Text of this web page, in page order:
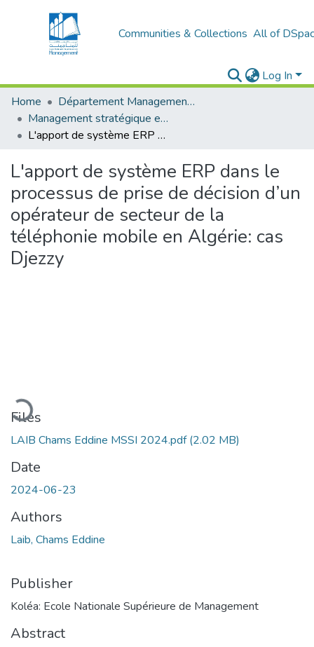
Communities & Collections All of
Log In
Home
Département Management stratégique et système
Management stratégique et système d’information (MSSI)
L'apport de système ERP dans le processus de prise de décision d’un opérateur de secteur de la téléphonie mobile en Algérie: cas Djezzy
L'apport de système ERP dans le
processus de prise de décision d’un
opérateur de secteur de la
téléphonie mobile en Algérie: cas
Djezzy
Loading...
Files
LAIB Chams Eddine MSSI 2024.pdf(2.02 MB)
Date
2024-06-23
Authors
Laib, Chams Eddine
Publisher
Koléa: Ecole Nationale Supérieure de Management
Abstract